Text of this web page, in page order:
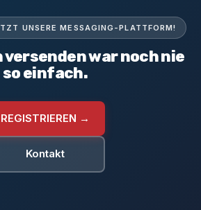
UNSERE MESSAGING-PLATTFORM!
war noch nie
so einfach.
REGISTRIEREN →
Kontakt